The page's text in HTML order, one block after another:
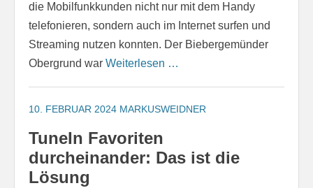
die Mobilfunkkunden nicht nur mit dem Handy
telefonieren, sondern auch im Internet surfen und
Streaming nutzen konnten. Der Biebergemünder
Obergrund war Weiterlesen …
10. FEBRUAR 2024 MARKUSWEIDNER
TuneIn Favoriten
durcheinander: Das ist die
Lösung